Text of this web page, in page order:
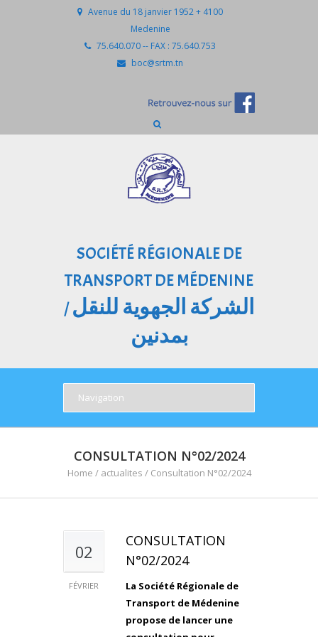
Avenue du 18 janvier 1952 + 4100
Medenine
75.640.070 -- FAX : 75.640.753
boc@srtm.tn
SOCIÉTÉ RÉGIONALE DE
TRANSPORT DE MÉDENINE
/الشركة الجهوية للنقل
بمدنين
CONSULTATION N°02/2024
Home / actualites / Consultation N°02/2024
02
FÉVRIER
CONSULTATION
N°02/2024
La Société Régionale de
Transport de Médenine
propose de lancer une